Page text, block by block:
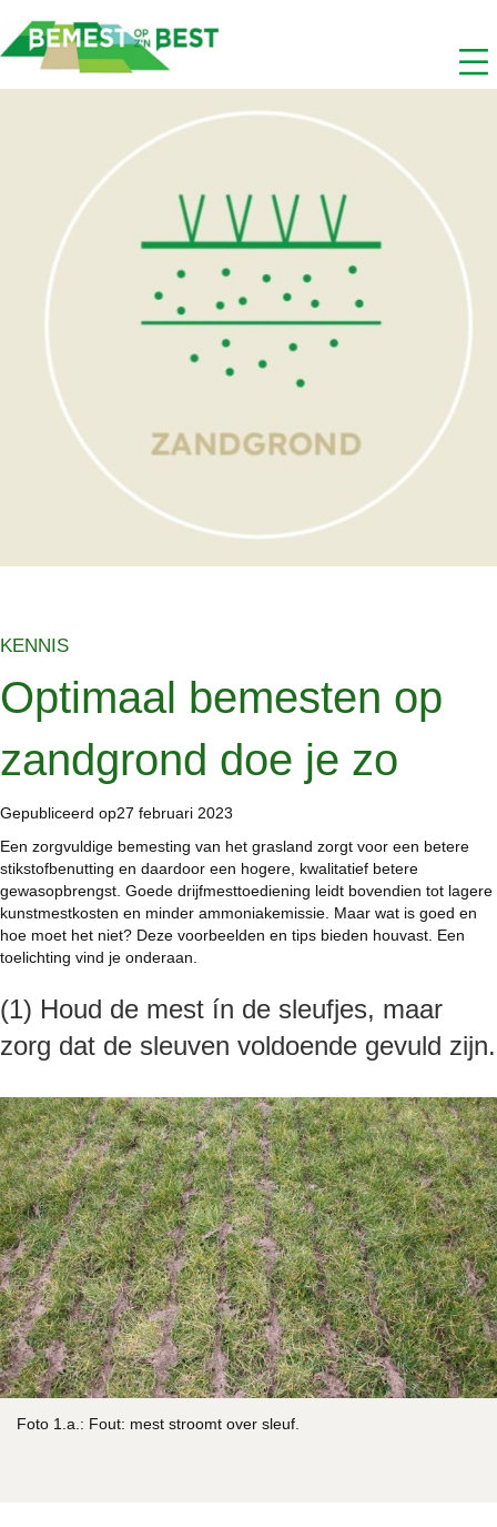
KENNIS
Optimaal bemesten op
zandgrond doe je zo
Gepubliceerd op27 februari 2023
Een zorgvuldige bemesting van het grasland zorgt voor een betere
stikstofbenutting en daardoor een hogere, kwalitatief betere
gewasopbrengst. Goede drijfmesttoediening leidt bovendien tot lagere
kunstmestkosten en minder ammoniakemissie. Maar wat is goed en
hoe moet het niet? Deze voorbeelden en tips bieden houvast. Een
toelichting vind je onderaan.
(1) Houd de mest ín de sleufjes, maar
zorg dat de sleuven voldoende gevuld zijn.
Foto 1.a.: Fout: mest stroomt over sleuf.